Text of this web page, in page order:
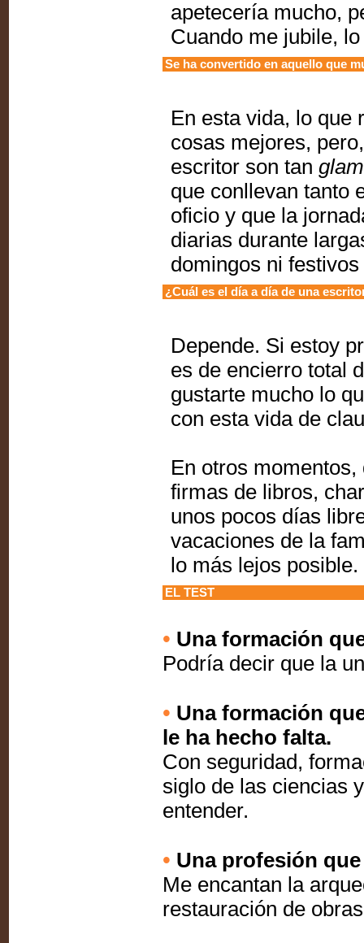
apetecería mucho,
Cuando me jubile,
Se ha convertido en aquello que
En esta vida, lo que
cosas mejores,
escritor son tan
que conllevan tanto
oficio y que la
diarias durante
domingos ni
¿Cuál es el día a día de una
Depende. Si estoy
es de encierro total
gustarte mucho lo
con esta vida de
En otros
firmas de libros,
unos pocos días
vacaciones de la
lo más lejos posible.
EL TEST
• Una formación
Podría decir que la
• Una formación
le ha hecho falta.
Con seguridad,
siglo de las ciencias
entender.
• Una profesión
Me encantan la
restauración de